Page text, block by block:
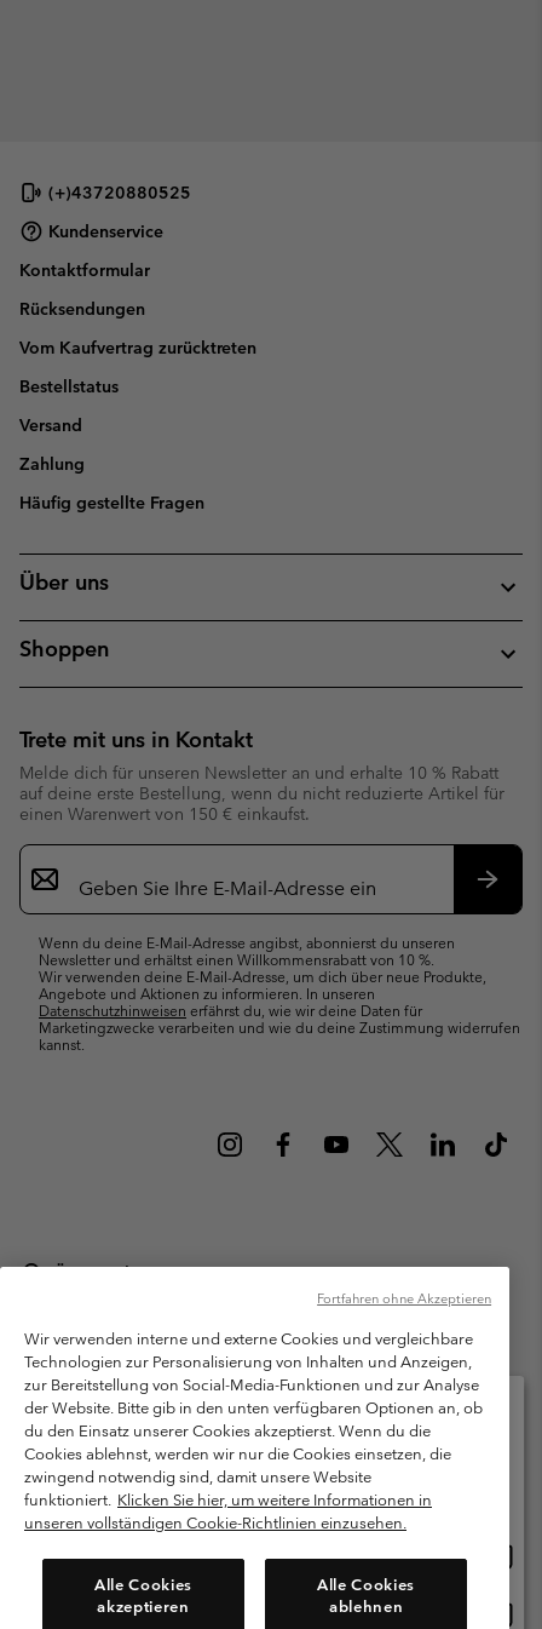
(+)43720880525
Kundenservice
Kontaktformular
Rücksendungen
Vom Kaufvertrag zurücktreten
Bestellstatus
Versand
Zahlung
Häufig gestellte Fragen
Über uns
Shoppen
Trete mit uns in Kontakt
Melde dich für unseren Newsletter an und erhalte 10 % Rabatt
auf deine erste Bestellung, wenn du nicht reduzierte Artikel für
einen Warenwert von 150 € einkaufst.
Newsletter-
Anmeldung
Wenn du deine E-Mail-Adresse angibst, abonnierst du unseren
Newsletter und erhältst einen Willkommensrabatt von 10 %.
Wir verwenden deine E-Mail-Adresse, um dich über neue Produkte,
Angebote und Aktionen zu informieren. In unseren
Datenschutzhinweisen erfährst du, wie wir deine Daten für
Marketingzwecke verarbeiten und wie du deine Zustimmung widerrufen
kannst.
Österreich
Columbia Sportswear Austria GmbH. Moosfeldstraße 1, 5101
Bergheim, Salzburg Österreich. Alle Rechte vorbehalten.
Nutzungsbedingungen
Allgemeine Verkaufsbedingungen
Garantie
Datenschutzerklärung
Bestimmungen und Bedingungen des Mitglieder Programms
Nutzungsbedingungen Für Nutzergenerierte Inhalte
Cookies
Kundenservice: Mo- Fr. 9:00 - 13:00 & 14:00- 18:00 Uhr
(+)43720880525
Wir verwenden interne und externe Cookies und vergleichbare
Technologien zur Personalisierung von Inhalten und Anzeigen,
zur Bereitstellung von Social-Media-Funktionen und zur Analyse
der Website. Bitte gib in den unten verfügbaren Optionen an, ob
du den Einsatz unserer Cookies akzeptierst. Wenn du die
Cookies ablehnst, werden wir nur die Cookies einsetzen, die
zwingend notwendig sind, damit unsere Website
funktioniert. Klicken Sie hier, um weitere Informationen in
unseren vollständigen Cookie-Richtlinien einzusehen.
Alle Cookies
akzeptieren
Alle Cookies
ablehnen
Fortfahren ohne Akzeptieren
Bitte wählen Sie Ihr Lieferland und Ihre Sprache
Online-Einkauf verfügbar
Österreich